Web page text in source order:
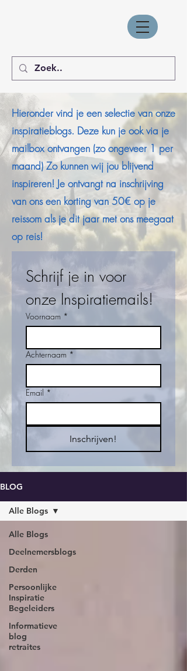
Hieronder vind je een selectie van onze
inspiratieblogs. Deze kun je ook via je
mailbox ontvangen (zo ongeveer 1 per
maand) Zo kunnen wij jou blijvend
inspireren! Je ontvangt na inschrijving
van ons een korting van 50€ op je
reissom als je dit jaar met ons meegaat
op reis!
Schrijf je in voor
onze Inspiratiemails!
Voornaam *
Achternaam *
Email *
Inschrijven!
BLOG
Alle Blogs
Deelnemersblogs
Derden
Persoonlijke
Inspiratie
Begeleiders
Informatieve
blog
retraites
Alle Blogs